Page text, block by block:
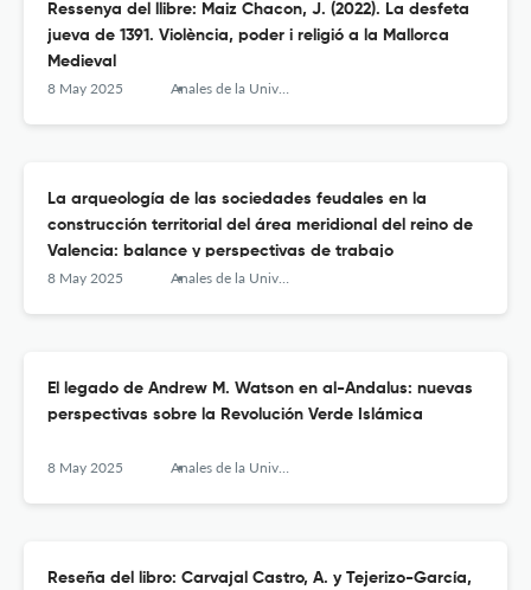
Ressenya del llibre: Maiz Chacon, J. (2022). La desfeta
jueva de 1391. Violència, poder i religió a la Mallorca
Medieval
8 May 2025 Anales de la Universidad de Alicante. Historia Medieval
La arqueología de las sociedades feudales en la
construcción territorial del área meridional del reino de
Valencia: balance y perspectivas de trabajo
8 May 2025 Anales de la Universidad de Alicante. Historia Medieval
El legado de Andrew M. Watson en al-Andalus: nuevas
perspectivas sobre la Revolución Verde Islámica
8 May 2025 Anales de la Universidad de Alicante. Historia Medieval
Reseña del libro: Carvajal Castro, A. y Tejerizo-García,